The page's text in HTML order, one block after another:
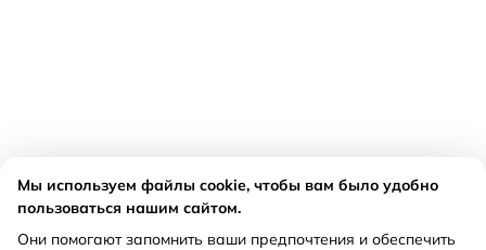
Мы используем файлы cookie, чтобы вам было удобно
пользоваться нашим сайтом.
Они помогают запомнить ваши предпочтения и обеспечить